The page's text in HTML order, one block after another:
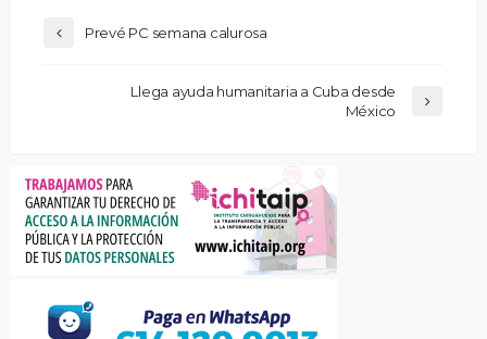
Prevé PC semana calurosa
Llega ayuda humanitaria a Cuba desde
México